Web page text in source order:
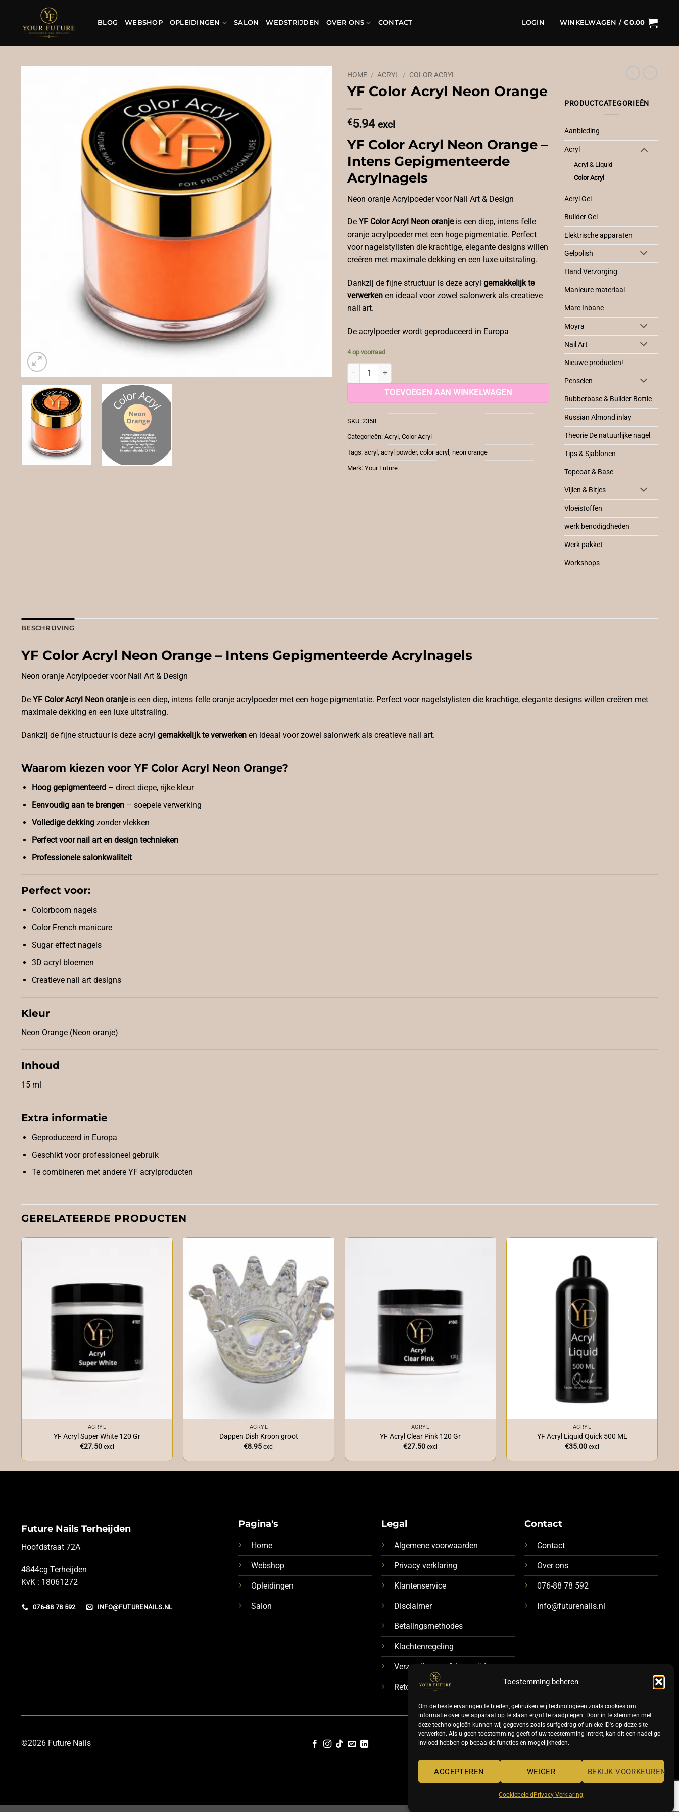
Toestemming beheren
Om de beste ervaringen te bieden, gebruiken wij technologieën zoals cookies om
informatie over uw apparaat op te slaan en/of te raadplegen. Door in te stemmen met
deze technologieën kunnen wij gegevens zoals surfgedrag of unieke ID's op deze site
verwerken. Als u geen toestemming geeft of uw toestemming intrekt, kan dit een nadelige
invloed hebben op bepaalde functies en mogelijkheden.
ACCEPTEREN WEIGER BEKIJK VOORKEUREN
Cookiebeleid Privacy Verklaring
inhoud
BLOG WEBSHOP OPLEIDINGEN SALON WEDSTRIJDEN OVER ONS CONTACT LOGIN WINKELWAGEN /€0.00
HOME / ACRYL / COLOR ACRYL
YF Color Acryl Neon Orange
€5.94 excl
YF Color Acryl Neon Orange –
Intens Gepigmenteerde
Acrylnagels
Neon oranje Acrylpoeder voor Nail Art & Design
De YF Color Acryl Neon oranjeis een diep, intens felle
oranje acrylpoeder met een hoge pigmentatie. Perfect
voor nagelstylisten die krachtige, elegante designs willen
creëren met maximale dekking en een luxe uitstraling.
Dankzij de fijne structuur is deze acryl gemakkelijk te
verwerken en ideaal voor zowel salonwerk als creatieve
nail art.
De acrylpoeder wordt geproduceerd in Europa
4 op voorraad
YF Color Acryl Neon Orange aantal
TOEVOEGEN AAN WINKELWAGEN
SKU: 2358
Categorieën: Acryl , Color Acryl
Tags: acryl , acryl powder, color acryl , neon orange
Merk: Your Future
PRODUCTCATEGORIEËN
Aanbieding
Acryl
Acryl & Liquid
Color Acryl
Acryl Gel
Builder Gel
Elektrische apparaten
Gelpolish
Hand Verzorging
Manicure materiaal
Marc Inbane
Moyra
Nail Art
Nieuwe producten!
Penselen
Rubberbase & Builder Bottle
Russian Almond inlay
Theorie De natuurlijke nagel
Tips & Sjablonen
Topcoat & Base
Vijlen & Bitjes
Vloeistoffen
werk benodigdheden
Werk pakket
Workshops
BESCHRIJVING
YF Color Acryl Neon Orange – Intens Gepigmenteerde Acrylnagels
Neon oranje Acrylpoeder voor Nail Art & Design
De YF Color Acryl Neon oranjeis een diep, intens felle oranje acrylpoeder met een hoge pigmentatie. Perfect voor nagelstylisten die krachtige, elegante designs willen creëren met
maximale dekking en een luxe uitstraling.
Dankzij de fijne structuur is deze acryl gemakkelijk te verwerken en ideaal voor zowel salonwerk als creatieve nail art.
Waarom kiezen voor YF Color Acryl Neon Orange?
Hoog gepigmenteerd– direct diepe, rijke kleur
Eenvoudig aan te brengen– soepele verwerking
Volledige dekkingzonder vlekken
Perfect voor nail art en design technieken
Professionele salonkwaliteit
Perfect voor:
Colorboom nagels
Color French manicure
Sugar effect nagels
3D acryl bloemen
Creatieve nail art designs
Kleur
Neon Orange (Neon oranje)
Inhoud
15 ml
Extra informatie
Geproduceerd in Europa
Geschikt voor professioneel gebruik
Te combineren met andere YF acrylproducten
GERELATEERDE PRODUCTEN
ACRYL
YF Acryl Super White 120 Gr
€27.50 excl
ACRYL
Dappen Dish Kroon groot
€8.95 excl
ACRYL
YF Acryl Clear Pink 120 Gr
€27.50 excl
ACRYL
YF Acryl Liquid Quick 500 ML
€35.00 excl
Future Nails Terheijden
Hoofdstraat 72A
4844cg Terheijden
KvK : 18061272
076-88 78 592 INFO@FUTURENAILS.NL
Pagina's
Home
Webshop
Opleidingen
Salon
Legal
Algemene voorwaarden
Privacy verklaring
Klantenservice
Disclaimer
Betalingsmethodes
Klachtenregeling
Verzendkosten & Levertijd
Retourbeleid
Contact
Contact
Over ons
076-88 78 592
Info@futurenails.nl
©2026 Future Nails TERMS